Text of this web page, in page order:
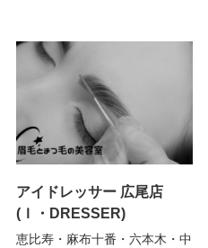
アイドレッサー 広尾店
(Ｉ・DRESSER)
恵比寿・麻布十番・六本木・中